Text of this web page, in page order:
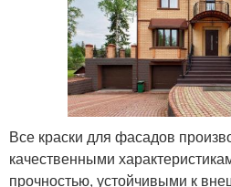
Все краски для фасадов
качественными
прочностью, устойчивыми к